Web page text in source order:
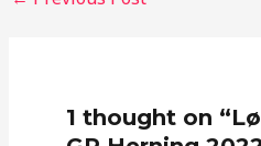
1 thought on